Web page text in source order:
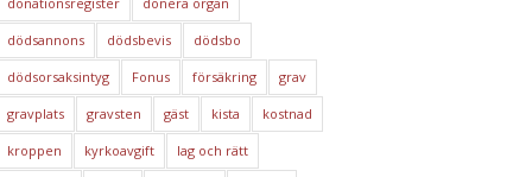
dödsannons dödsbevis dödsbo
dödsorsaksintyg Fonus försäkring grav
gravplats gravsten gäst kista kostnad
kroppen kyrkoavgift lag och rätt